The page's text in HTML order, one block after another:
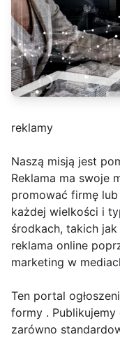
reklamy
Naszą misją jest
Reklama ma swoje
promować firmę
każdej wielkości i
środkach, takich
reklama online
marketing w
Ten portal
formy .
zarówno